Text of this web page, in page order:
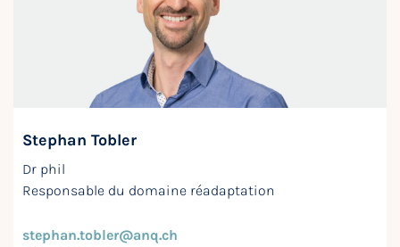
Stephan Tobler
Dr phil
Responsable du domaine réadaptation
stephan.tobler@anq.ch